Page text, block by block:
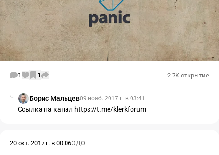
1 1 2.7K открытие
Борис Мальцев09 нояб. 2017 г. в 03:41
Ссылка на канал https://t.me/klerkforum
20 окт. 2017 г. в 00:06ЭДО